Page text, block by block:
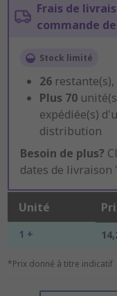
Frais de
commande
Stock limité
26
Plus 70
expédiée(s)
distribution
Besoin de plus?
dates de
Unité
1 +
*Prix donné à titre indicatif